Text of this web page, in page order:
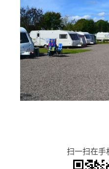
扫一扫在手